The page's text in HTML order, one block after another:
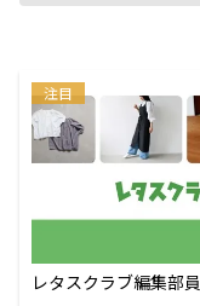
注目
レタスクラブ編集部